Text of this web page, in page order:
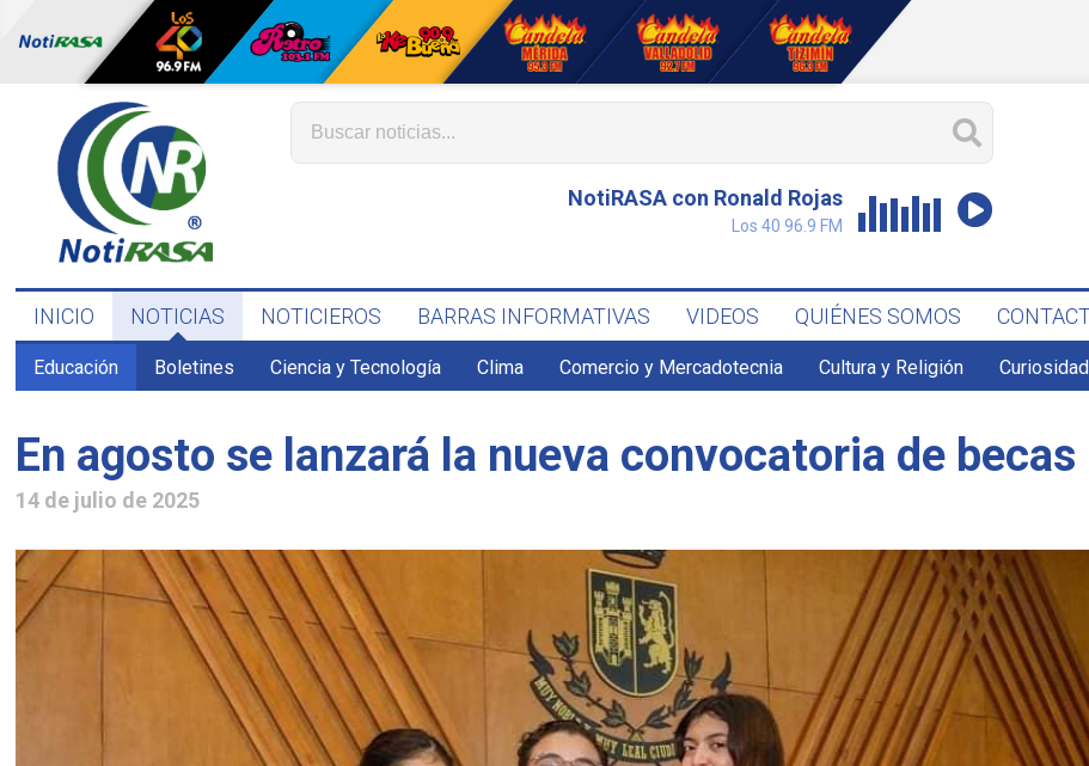
NotiRASA con Ronald Rojas
Los 40 96.9 FM
INICIO NOTICIAS NOTICIEROS BARRAS INFORMATIVAS VIDEOS QUIÉNES SOMOS
Educación Boletines Ciencia y Tecnología Clima Comercio y Mercadotecnia Cultura y Religión
En agosto se lanzará la nueva convocatoria de
14 de julio de 2025